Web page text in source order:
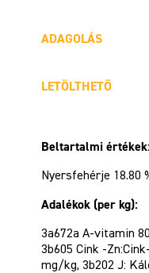
ADAGOLÁS
LETÖLTHETŐ
Beltartalmi
Nyersfehérje 18.80
Adalékok (per kg):
3a672a A-vitamin
3b605 Cink -
mg/kg, 3b202 J: